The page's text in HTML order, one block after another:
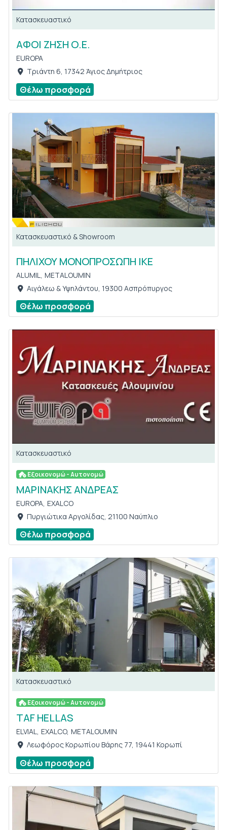
Κατασκευαστικό
ΑΦΟΙ ΖΗΣΗ Ο.Ε.
EUROPA
Τριάντη 6, 17342 Άγιος Δημήτριος
Θέλω προσφορά
Κατασκευαστικό & Showroom
ΠΗΛΙΧΟΥ ΜΟΝΟΠΡΟΣΩΠΗ ΙΚΕ
ALUMIL,
METALOUMIN
Αιγάλεω & Υψηλάντου, 19300 Ασπρόπυργος
Θέλω προσφορά
Κατασκευαστικό
Εξοικονομώ - Αυτονομώ
ΜΑΡΙΝΑΚΗΣ ΑΝΔΡΕΑΣ
EUROPA, EXALCO
Πυργιώτικα Αργολίδας, 21100 Ναύπλιο
Θέλω προσφορά
Κατασκευαστικό
Εξοικονομώ - Αυτονομώ
TAF HELLAS
ELVIAL, EXALCO, METALOUMIN
Λεωφόρος Κορωπίου Βάρης 77, 19441 Κορωπί
Θέλω προσφορά